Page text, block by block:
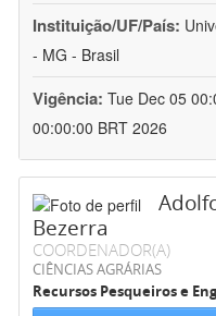
Instituição/UF/País:
- MG - Brasil
Vigência: Tue Dec 05
00:00:00 BRT 2026
Bezerra
COORDENADOR(A)
CIÊNCIAS AGRÁRIAS
Recursos Pesqueiros e